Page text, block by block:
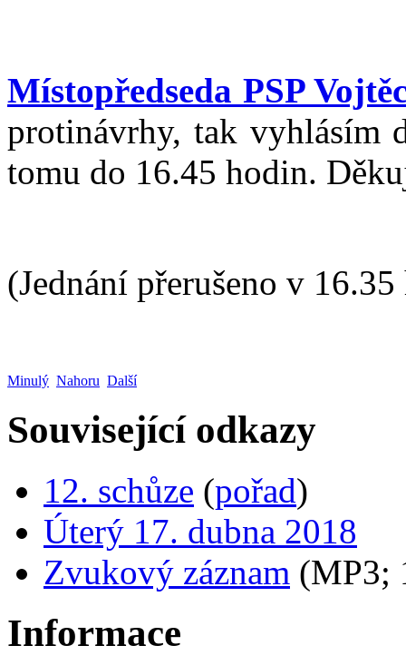
Místopředseda PSP
protinávrhy, tak vyhlásím
tomu do 16.45 hodin.
(Jednání přerušeno v
Minulý Nahoru Další
Související odkazy
12. schůze (pořad)
Úterý 17. dubna 2018
Zvukový záznam (MP3;
Informace